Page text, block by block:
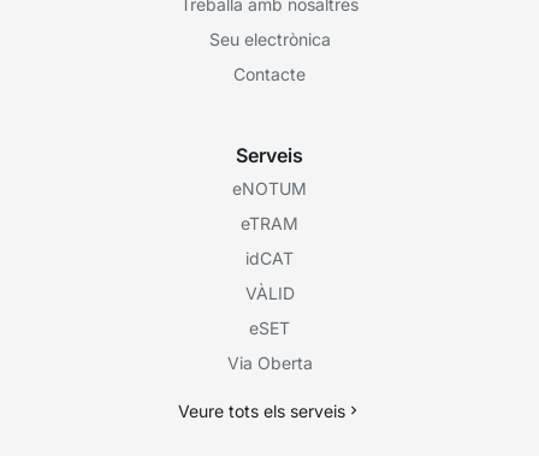
Treballa amb nosaltres
Seu electrònica
Contacte
Serveis
eNOTUM
eTRAM
idCAT
VÀLID
eSET
Via Oberta
Veure tots els serveis